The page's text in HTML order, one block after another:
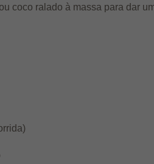
coco ralado à massa para dar